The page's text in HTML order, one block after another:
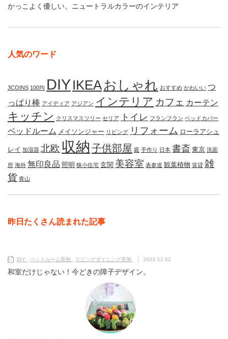
かっこよく優しい。ニュートラルカラーのインテリア
人気のワード
3COINS 100均 DIYIKEAおしゃれ おすすめ かわいい つ
っぱり棒 アイディア アジアン インテリア カフェ カーテン
キッチン クリスマスツリー セリア トイレ フランフラン ベッドカバー
ベッドルーム メイソンジャー リビング リフォーム ローラアシュ
レイ 加湿器 北欧 収納 子供部屋 庭 手作り 日本 書斎 東京 洗面
所 海外 無印良品 照明 狭小住宅 玄関 美容室 表参道 観葉植物 賃貸 雑
貨 青山
昨日たくさん読まれた記事
DIY ベッドルーム実例 リビングダイニング実例 2022.12.02
和室だけじゃない！今どきの障子デザイン。